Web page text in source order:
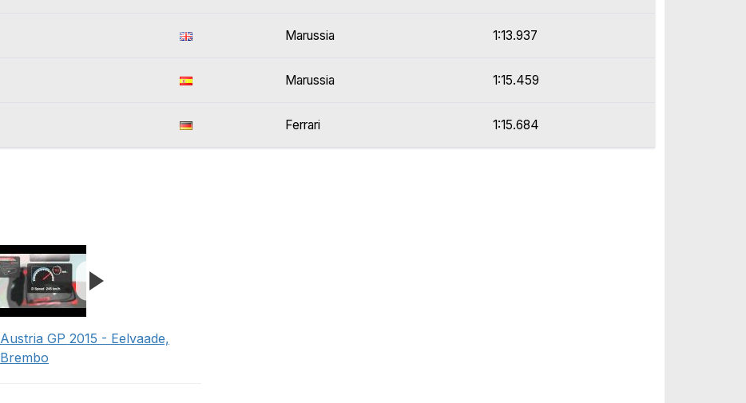
Marussia 1:13.937
Marussia 1:15.459
Ferrari 1:15.684
Austria GP 2015 - Eelvaade,
Brembo